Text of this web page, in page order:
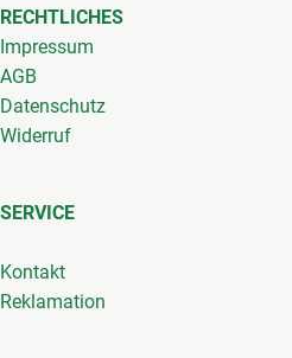
RECHTLICHES
Impressum
AGB
Datenschutz
Widerruf
SERVICE
Kontakt
Reklamation